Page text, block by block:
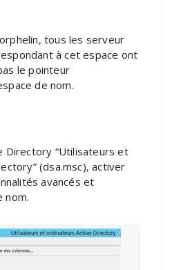
tous les serveur
à cet espace ont
le pointeur
de nom.
Directory “Utilisateurs et
(dsa.msc), activer
avancés et
nom.